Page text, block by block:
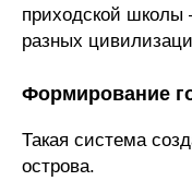
приходской школы
разных
Формирование
Такая система
острова.